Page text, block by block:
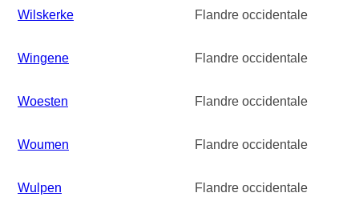
Wilskerke Flandre occidentale
Wingene Flandre occidentale
Woesten Flandre occidentale
Woumen Flandre occidentale
Wulpen Flandre occidentale